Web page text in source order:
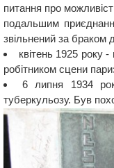
питання про
подальшим
звільнений за браком
квітень 1925 року
робітником сцени
6 липня 1934
туберкульозу. Був